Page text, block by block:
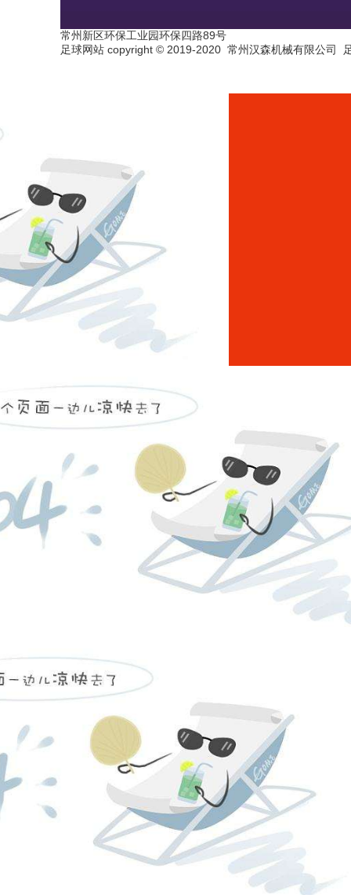
常州新区环保工业园环保四路89号
足球网站 copyright © 2019-2020 常州汉森机械有限公司